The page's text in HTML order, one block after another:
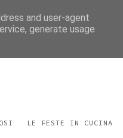
LE FESTE IN CUCINA
and user-agent
generate usage